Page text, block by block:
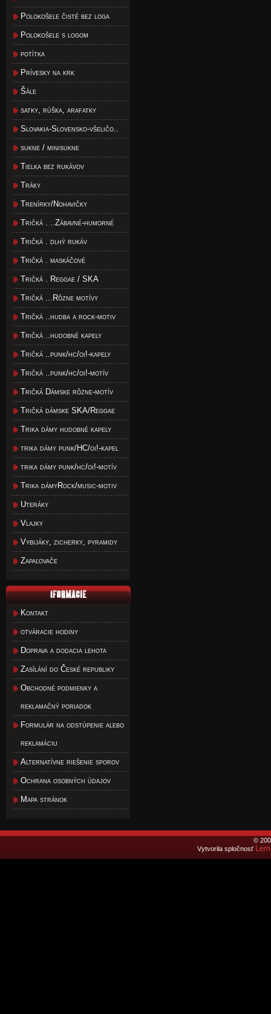
Polokošele čisté bez loga
Polokošele s logom
potítka
Prívesky na krk
Šále
satky, rúška, arafatky
Slovakia-Slovensko-všeličo..
sukne / minisukne
Tielka bez rukávov
Tráky
Trenírky/Nohavičky
Tričká . ..Zábavné-humorné
Tričká . dlhý rukáv
Tričká . maskáčové
Tričká . Reggae / SKA
Tričká ...Rôzne motívy
Tričká ..hudba a rock-motiv
Tričká ..hudobné kapely
Tričká ..punk/hc/oi!-kapely
Tričká ..punk/hc/oi!-motív
Tričká Dámske rôzne-motív
Tričká dámske SKA/Reggae
Trika dámy hudobné kapely
trika dámy punk/HC/oi!-kapel
trika dámy punk/hc/oi!-motív
Trika dámyRock/music-motiv
Uteráky
Vlajky
Vybijáky, zicherky, pyramidy
Zapaľovače
Kontakt
otváracie hodiny
Doprava a dodacia lehota
Zasílání do České republiky
Obchodné podmienky a
reklamačný poriadok
Formulár na odstúpenie alebo
reklamáciu
Alternatívne riešenie sporov
Ochrana osobných údajov
Mapa stránok
©
Vytvorila spločnosť